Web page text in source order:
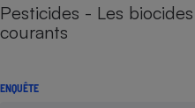
Pesticides - Les
courants
ENQUÊTE